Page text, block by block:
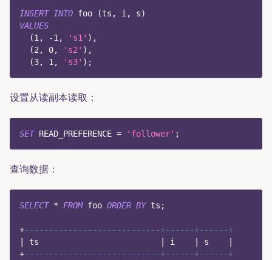
INSERT INTO foo (ts , i , s)
VALUES
(1 , -1 , 's1' ) ,
(2 , 0, 's2' ) ,
(3, 1 , 's3' ) ;
设置从读副本读取：
SET READ_PREFERENCE = 'follower' ;
查询数据：
SELECT * FROM foo ORDER BY ts ;
+----------------------------+------+------+
ts i s
+----------------------------+------+------+